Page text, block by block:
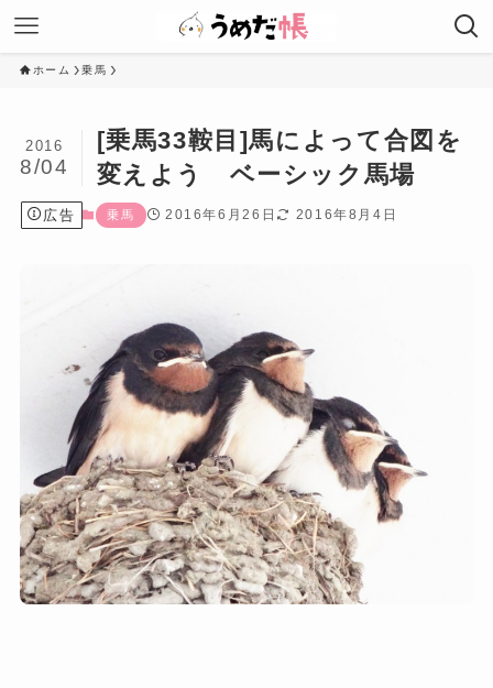
ホーム 乗馬
[乗馬33鞍目]馬によって合図を
変えよう ベーシック馬場
2016
8/04
広告 乗馬 2016年6月26日 2016年8月4日